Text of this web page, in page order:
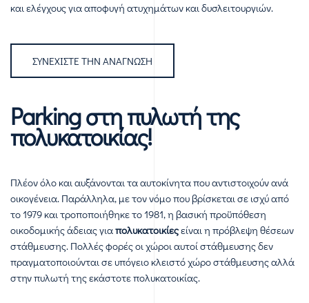
και ελέγχους για αποφυγή ατυχημάτων και δυσλειτουργιών.
ΣΥΝΕΧΊΣΤΕ ΤΗΝ ΑΝΆΓΝΩΣΗ
Parking στη πυλωτή της
πολυκατοικίας!
Πλέον όλο και αυξάνονται τα αυτοκίνητα που αντιστοιχούν ανά
οικογένεια. Παράλληλα, με τον νόμο που βρίσκεται σε ισχύ από
το 1979 και τροποποιήθηκε το 1981, η βασική προϋπόθεση
οικοδομικής άδειας γιαπολυκατοικίεςείναι η πρόβλεψη θέσεων
στάθμευσης. Πολλές φορές οι χώροι αυτοί στάθμευσης δεν
πραγματοποιούνται σε υπόγειο κλειστό χώρο στάθμευσης αλλά
στην πυλωτή της εκάστοτε πολυκατοικίας.